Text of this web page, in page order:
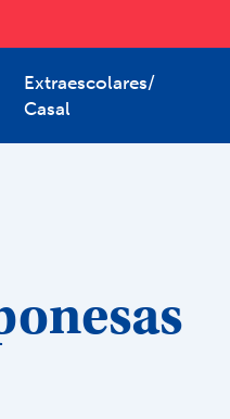
Extraescolares/
Casal